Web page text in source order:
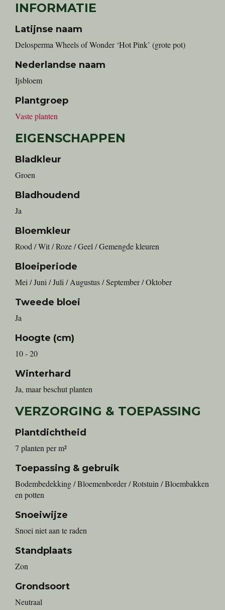
INFORMATIE
Latijnse naam
Delosperma Wheels of Wonder ‘Hot Pink’ (grote pot)
Nederlandse naam
Ijsbloem
Plantgroep
Vaste planten
EIGENSCHAPPEN
Bladkleur
Groen
Bladhoudend
Ja
Bloemkleur
Rood / Wit / Roze / Geel / Gemengde kleuren
Bloeiperiode
Mei / Juni / Juli / Augustus / September / Oktober
Tweede bloei
Ja
Hoogte (cm)
10 - 20
Winterhard
Ja, maar beschut planten
VERZORGING & TOEPASSING
Plantdichtheid
7 planten per m²
Toepassing & gebruik
Bodembedekking / Bloemenborder / Rotstuin / Bloembakken
en potten
Snoeiwijze
Snoei niet aan te raden
Standplaats
Zon
Grondsoort
Neutraal